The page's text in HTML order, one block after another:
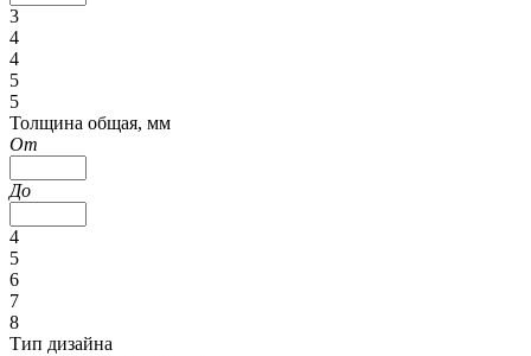
3
4
4
5
5
Толщина общая, мм
От
До
4
5
6
7
8
Тип дизайна